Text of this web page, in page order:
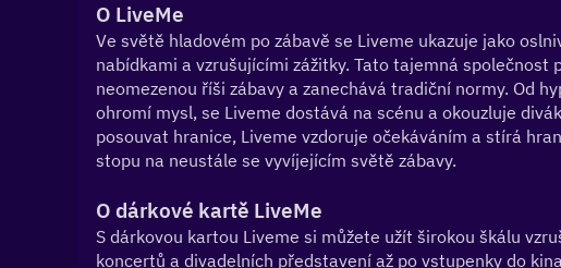
O LiveMe
Ve světě hladovém po zábavě se Liveme ukazuje jako
nabídkami a vzrušujícími zážitky. Tato tajemná
neomezenou říši zábavy a zanechává tradiční normy. Od
ohromí mysl, se Liveme dostává na scénu a okouzluje
posouvat hranice, Liveme vzdoruje očekáváním a stírá
stopu na neustále se vyvíjejícím světě zábavy.
O dárkové kartě LiveMe
S dárkovou kartou Liveme si můžete užít širokou škálu
koncertů a divadelních představení až po vstupenky do